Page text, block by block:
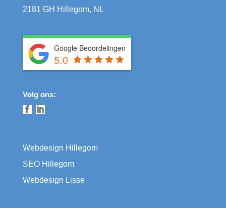
2181 GH Hillegom, NL
Google Beoordelingen
5.0
Volg ons:
Webdesign Hillegom
SEO Hillegom
Webdesign Lisse